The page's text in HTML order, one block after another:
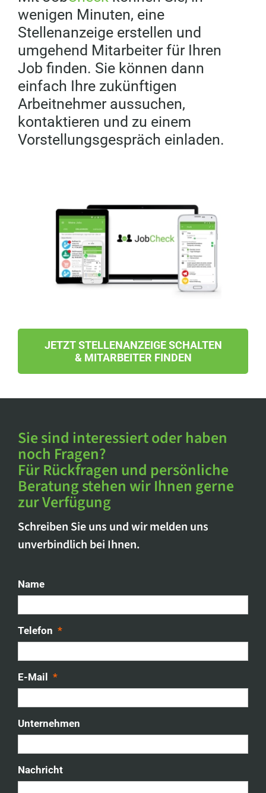
wenigen Minuten, eine
Stellenanzeige erstellen und
umgehend Mitarbeiter für Ihren
Job finden. Sie können dann
einfach Ihre zukünftigen
Arbeitnehmer aussuchen,
kontaktieren und zu einem
Vorstellungsgespräch einladen.
JETZT STELLENANZEIGE SCHALTEN
& MITARBEITER FINDEN
Sie sind interessiert oder haben
noch Fragen?
Für Rückfragen und persönliche
Beratung stehen wir Ihnen gerne
zur Verfügung
Schreiben Sie uns und wir melden uns
unverbindlich bei Ihnen.
Name
Telefon *
E-Mail *
Unternehmen
Nachricht